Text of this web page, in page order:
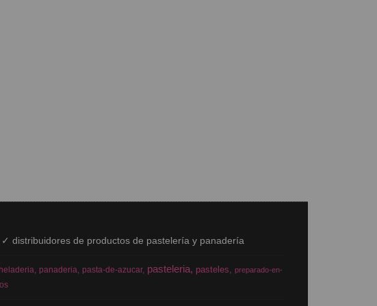
distribuidores de productos de pastelería y panadería
heladeria panaderia pasta-de-azucar pasteleria pasteles
preparado-en-